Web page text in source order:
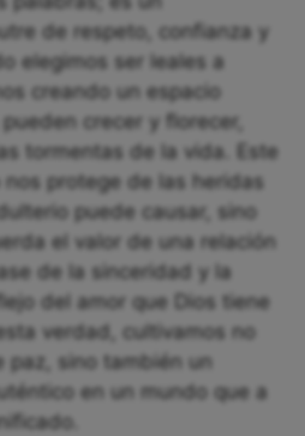
de respeto, confianza y
elegimos ser leales a
creando un espacio
crecer y florecer,
tormentas de la vida. Este
protege de las heridas
puede causar, sino
el valor de una relación
de la sinceridad y la
del amor que Dios tiene
verdad, cultivamos no
paz, sino también un
en un mundo que a